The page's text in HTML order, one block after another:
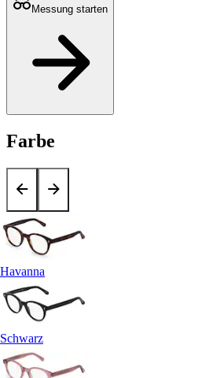
Messung starten
Farbe
Havanna
Schwarz